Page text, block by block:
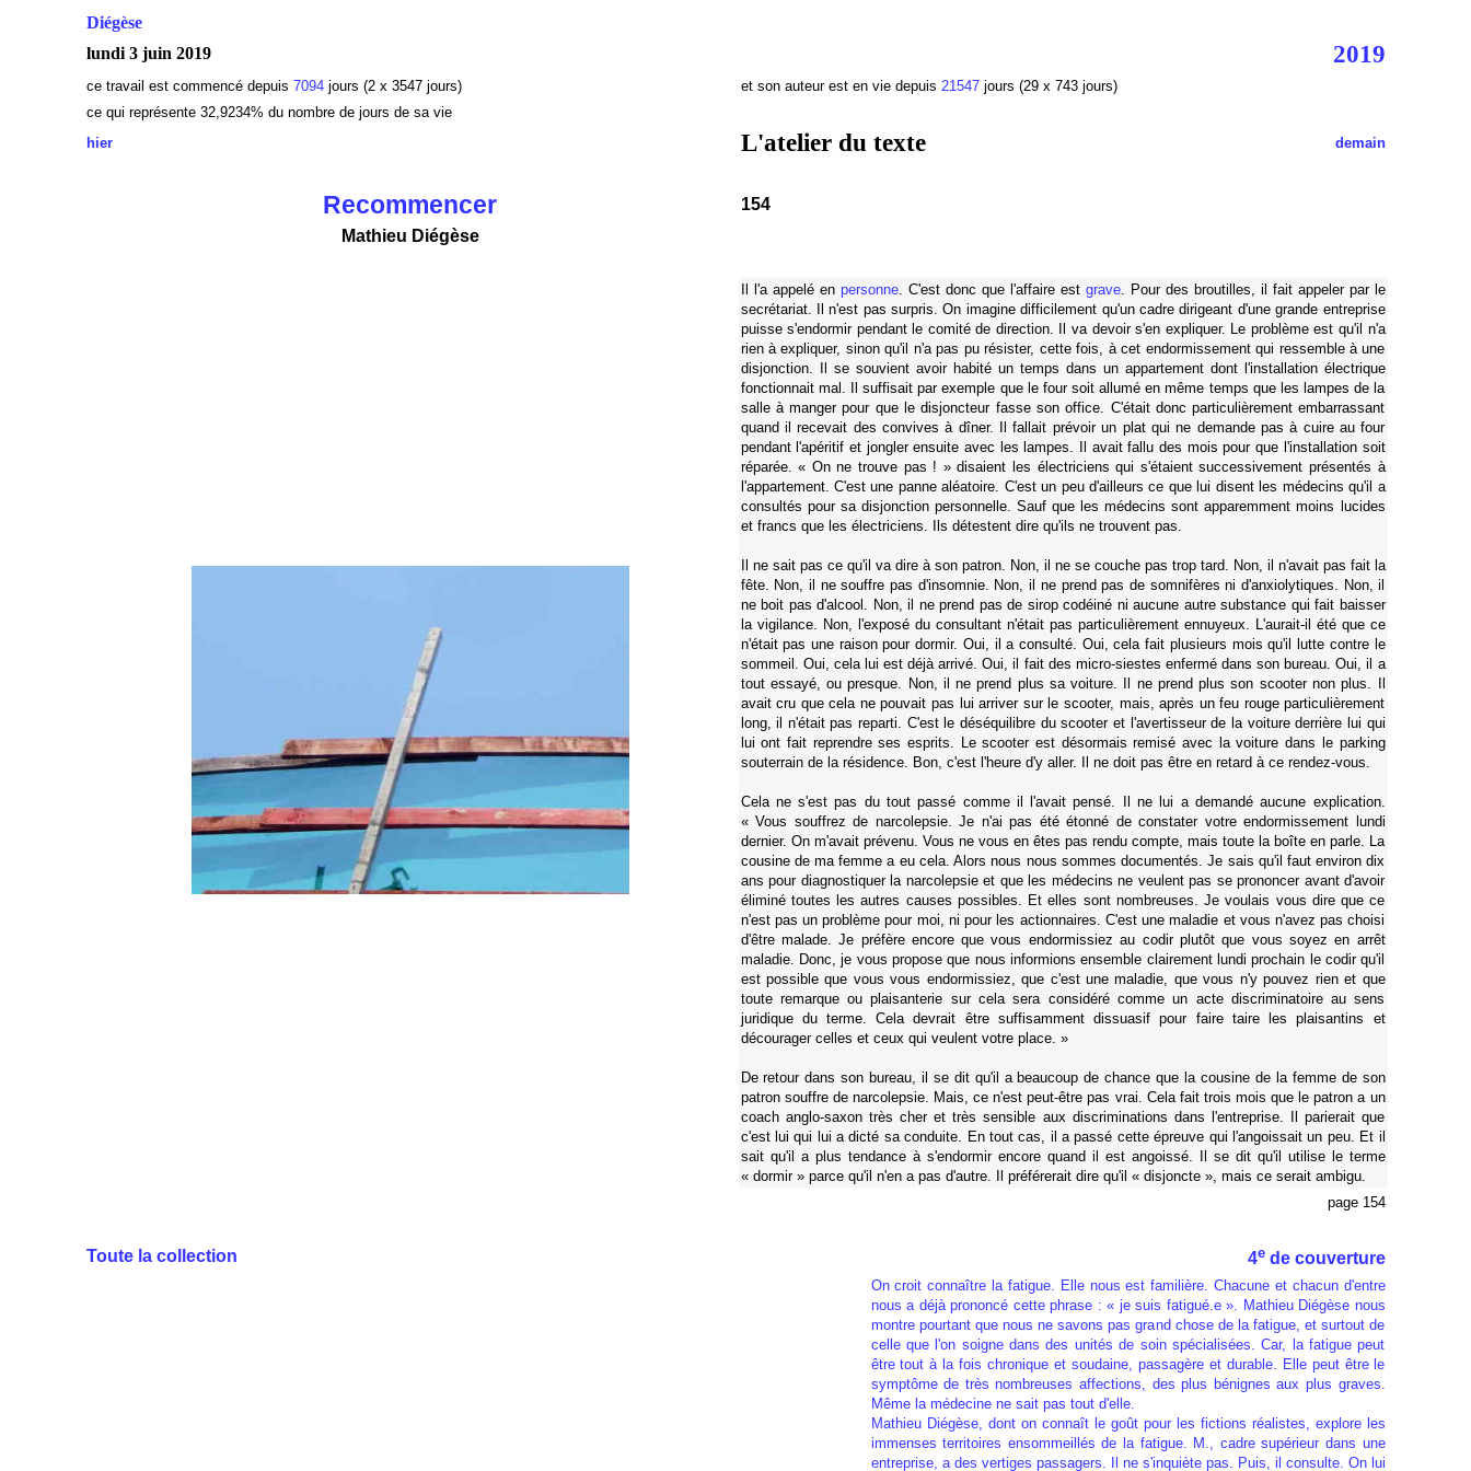
Diégèse
lundi 3 juin 2019
2019
ce travail est commencé depuis 7094jours (2 x 3547 jours) et son auteur est en vie depuis 21547jours (29 x 743 jours)
ce qui représente 32,9234% du nombre de jours de sa vie
hier
L'atelier du texte demain
Recommencer
154
Mathieu Diégèse
Il l'a appelé en personne. C'est donc que l'affaire est grave. Pour des broutilles, il fait appeler par le
secrétariat. Il n'est pas surpris. On imagine difficilement qu'un cadre dirigeant d'une grande entreprise
puisse s'endormir pendant le comité de direction. Il va devoir s'en expliquer. Le problème est qu'il n'a
rien à expliquer, sinon qu'il n'a pas pu résister, cette fois, à cet endormissement qui ressemble à une
disjonction. Il se souvient avoir habité un temps dans un appartement dont l'installation électrique
fonctionnait mal. Il suffisait par exemple que le four soit allumé en même temps que les lampes de la
salle à manger pour que le disjoncteur fasse son office. C'était donc particulièrement embarrassant
quand il recevait des convives à dîner. Il fallait prévoir un plat qui ne demande pas à cuire au four
pendant l'apéritif et jongler ensuite avec les lampes. Il avait fallu des mois pour que l'installation soit
réparée. « On ne trouve pas ! » disaient les électriciens qui s'étaient successivement présentés à
l'appartement. C'est une panne aléatoire. C'est un peu d'ailleurs ce que lui disent les médecins qu'il a
consultés pour sa disjonction personnelle. Sauf que les médecins sont apparemment moins lucides
et francs que les électriciens. Ils détestent dire qu'ils ne trouvent pas.
Il ne sait pas ce qu'il va dire à son patron. Non, il ne se couche pas trop tard. Non, il n'avait pas fait la
fête. Non, il ne souffre pas d'insomnie. Non, il ne prend pas de somnifères ni d'anxiolytiques. Non, il
ne boit pas d'alcool. Non, il ne prend pas de sirop codéiné ni aucune autre substance qui fait baisser
la vigilance. Non, l'exposé du consultant n'était pas particulièrement ennuyeux. L'aurait-il été que ce
n'était pas une raison pour dormir. Oui, il a consulté. Oui, cela fait plusieurs mois qu'il lutte contre le
sommeil. Oui, cela lui est déjà arrivé. Oui, il fait des micro-siestes enfermé dans son bureau. Oui, il a
tout essayé, ou presque. Non, il ne prend plus sa voiture. Il ne prend plus son scooter non plus. Il
avait cru que cela ne pouvait pas lui arriver sur le scooter, mais, après un feu rouge particulièrement
long, il n'était pas reparti. C'est le déséquilibre du scooter et l'avertisseur de la voiture derrière lui qui
lui ont fait reprendre ses esprits. Le scooter est désormais remisé avec la voiture dans le parking
souterrain de la résidence. Bon, c'est l'heure d'y aller. Il ne doit pas être en retard à ce rendez-vous.
Cela ne s'est pas du tout passé comme il l'avait pensé. Il ne lui a demandé aucune explication.
« Vous souffrez de narcolepsie. Je n'ai pas été étonné de constater votre endormissement lundi
dernier. On m'avait prévenu. Vous ne vous en êtes pas rendu compte, mais toute la boîte en parle. La
cousine de ma femme a eu cela. Alors nous nous sommes documentés. Je sais qu'il faut environ dix
ans pour diagnostiquer la narcolepsie et que les médecins ne veulent pas se prononcer avant d'avoir
éliminé toutes les autres causes possibles. Et elles sont nombreuses. Je voulais vous dire que ce
n'est pas un problème pour moi, ni pour les actionnaires. C'est une maladie et vous n'avez pas choisi
d'être malade. Je préfère encore que vous endormissiez au codir plutôt que vous soyez en arrêt
maladie. Donc, je vous propose que nous informions ensemble clairement lundi prochain le codir qu'il
est possible que vous vous endormissiez, que c'est une maladie, que vous n'y pouvez rien et que
toute remarque ou plaisanterie sur cela sera considéré comme un acte discriminatoire au sens
juridique du terme. Cela devrait être suffisamment dissuasif pour faire taire les plaisantins et
décourager celles et ceux qui veulent votre place. »
De retour dans son bureau, il se dit qu'il a beaucoup de chance que la cousine de la femme de son
patron souffre de narcolepsie. Mais, ce n'est peut-être pas vrai. Cela fait trois mois que le patron a un
coach anglo-saxon très cher et très sensible aux discriminations dans l'entreprise. Il parierait que
c'est lui qui lui a dicté sa conduite. En tout cas, il a passé cette épreuve qui l'angoissait un peu. Et il
sait qu'il a plus tendance à s'endormir encore quand il est angoissé. Il se dit qu'il utilise le terme
« dormir » parce qu'il n'en a pas d'autre. Il préférerait dire qu'il « disjoncte », mais ce serait ambigu.
page 154
Toute la collection 4e de couverture
On croit connaître la fatigue. Elle nous est familière. Chacune et chacun d'entre
nous a déjà prononcé cette phrase : « je suis fatigué.e ». Mathieu Diégèse nous
montre pourtant que nous ne savons pas grand chose de la fatigue, et surtout de
celle que l'on soigne dans des unités de soin spécialisées. Car, la fatigue peut
être tout à la fois chronique et soudaine, passagère et durable. Elle peut être le
symptôme de très nombreuses affections, des plus bénignes aux plus graves.
Même la médecine ne sait pas tout d'elle.
Mathieu Diégèse, dont on connaît le goût pour les fictions réalistes, explore les
immenses territoires ensommeillés de la fatigue. M., cadre supérieur dans une
entreprise, a des vertiges passagers. Il ne s'inquiète pas. Puis, il consulte. On lui